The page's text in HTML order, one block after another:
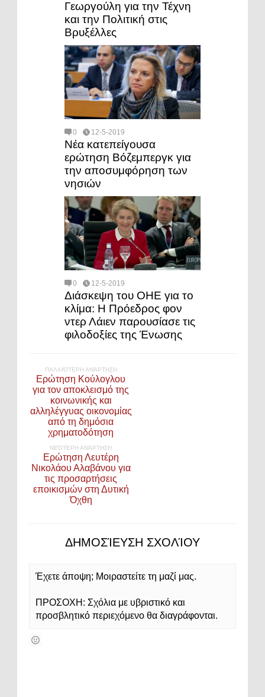
Γεωργούλη για την Τέχνη
και την Πολιτική στις
Βρυξέλλες
0 12-5-2019
Νέα κατεπείγουσα
ερώτηση Βόζεμπεργκ για
την αποσυμφόρηση των
νησιών
0 12-5-2019
Διάσκεψη του ΟΗΕ για το
κλίμα: Η Πρόεδρος φον
ντερ Λάιεν παρουσίασε τις
φιλοδοξίες της Ένωσης
ΠΑΛΑΙΌΤΕΡΗ ΑΝΆΡΤΗΣΗ
Ερώτηση Κούλογλου
για τον αποκλεισμό της
κοινωνικής και
αλληλέγγυας οικονομίας
από τη δημόσια
χρηματοδότηση
ΝΕΌΤΕΡΗ ΑΝΆΡΤΗΣΗ
Ερώτηση Λευτέρη
Νικολάου Αλαβάνου για
τις προσαρτήσεις
εποικισμών στη Δυτική
Όχθη
ΔΗΜΟΣΊΕΥΣΗ ΣΧΟΛΊΟΥ
Έχετε άποψη; Μοιραστείτε τη μαζί μας.
ΠΡΟΣΟΧΗ: Σχόλια με υβριστικό και
προσβλητικό περιεχόμενο θα διαγράφονται.